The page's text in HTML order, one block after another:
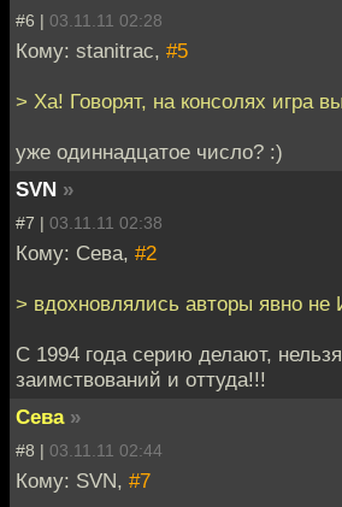
#6 | 03.11.11 02:28
Кому: stanitrac, #5
> Ха! Говорят, на консолях игра
уже одиннадцатое число? :)
SVN »
#7 | 03.11.11 02:38
Кому: Сева, #2
> вдохновлялись авторы явно не
С 1994 года серию делают,
заимствований и оттуда!!!
Сева »
#8 | 03.11.11 02:44
Кому: SVN, #7